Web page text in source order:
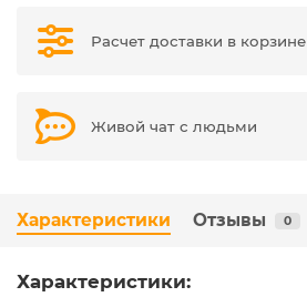
Расчет доставки в корзине
Живой чат с людьми
Характеристики Отзывы 0
Характеристики: